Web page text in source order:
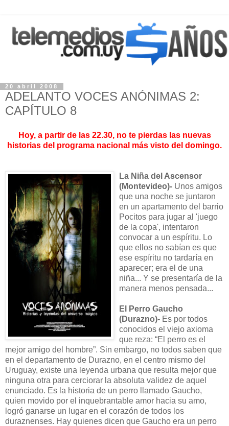
20 abril 2008
ADELANTO VOCES ANÓNIMAS 2:
CAPÍTULO 8
Hoy, a partir de las 22.30, no te pierdas las nuevas
historias del programa nacional más visto del domingo.
La Niña del Ascensor
(Montevideo)- Unos amigos
que una noche se juntaron
en un apartamento del barrio
Pocitos para jugar al 'juego
de la copa', intentaron
convocar a un espíritu. Lo
que ellos no sabían es que
ese espíritu no tardaría en
aparecer; era el de una
niña... Y se presentaría de la
manera menos pensada...
El Perro Gaucho
(Durazno)- Es por todos
conocidos el viejo axioma
que reza: “El perro es el
mejor amigo del hombre”. Sin embargo, no todos saben que
en el departamento de Durazno, en el centro mismo del
Uruguay, existe una leyenda urbana que resulta mejor que
ninguna otra para cerciorar la absoluta validez de aquel
enunciado. Es la historia de un perro llamado Gaucho,
quien movido por el inquebrantable amor hacia su amo,
logró ganarse un lugar en el corazón de todos los
duraznenses. Hay quienes dicen que Gaucho era un perro